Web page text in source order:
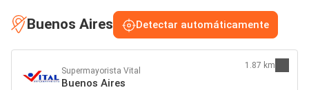
Buenos Aires Detectar automáticamente
Supermayorista Vital
Buenos Aires
1.87 km